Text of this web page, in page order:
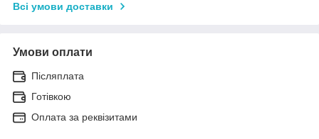
Всі умови доставки
Умови оплати
Післяплата
Готівкою
Оплата за реквізитами